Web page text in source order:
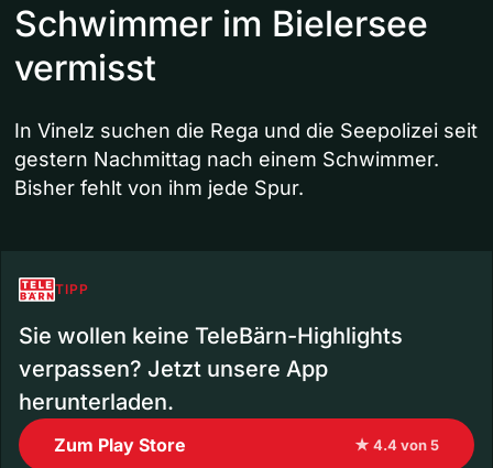
Schwimmer im Bielersee
vermisst
In Vinelz suchen die Rega und die Seepolizei seit
gestern Nachmittag nach einem Schwimmer.
Bisher fehlt von ihm jede Spur.
TIPP
Sie wollen keine TeleBärn-Highlights
verpassen? Jetzt unsere App
herunterladen.
Zum Play Store ★ 4.4 von 5